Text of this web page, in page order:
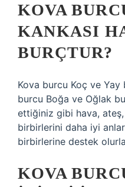
KOVA
KANKASI
BURÇTUR?
Kova burcu Koç ve Yay
burcu Boğa ve Oğlak
ettiğiniz gibi hava,
birbirlerini daha iyi
birbirlerine destek
KOVA